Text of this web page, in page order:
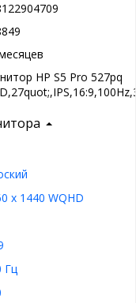
HP S5 Pro 527pq
x 1440 WQHD
Гц